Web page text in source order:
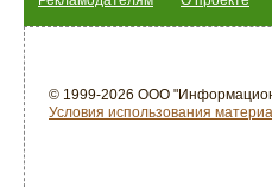
© 1999-2026 ООО
Условия использования